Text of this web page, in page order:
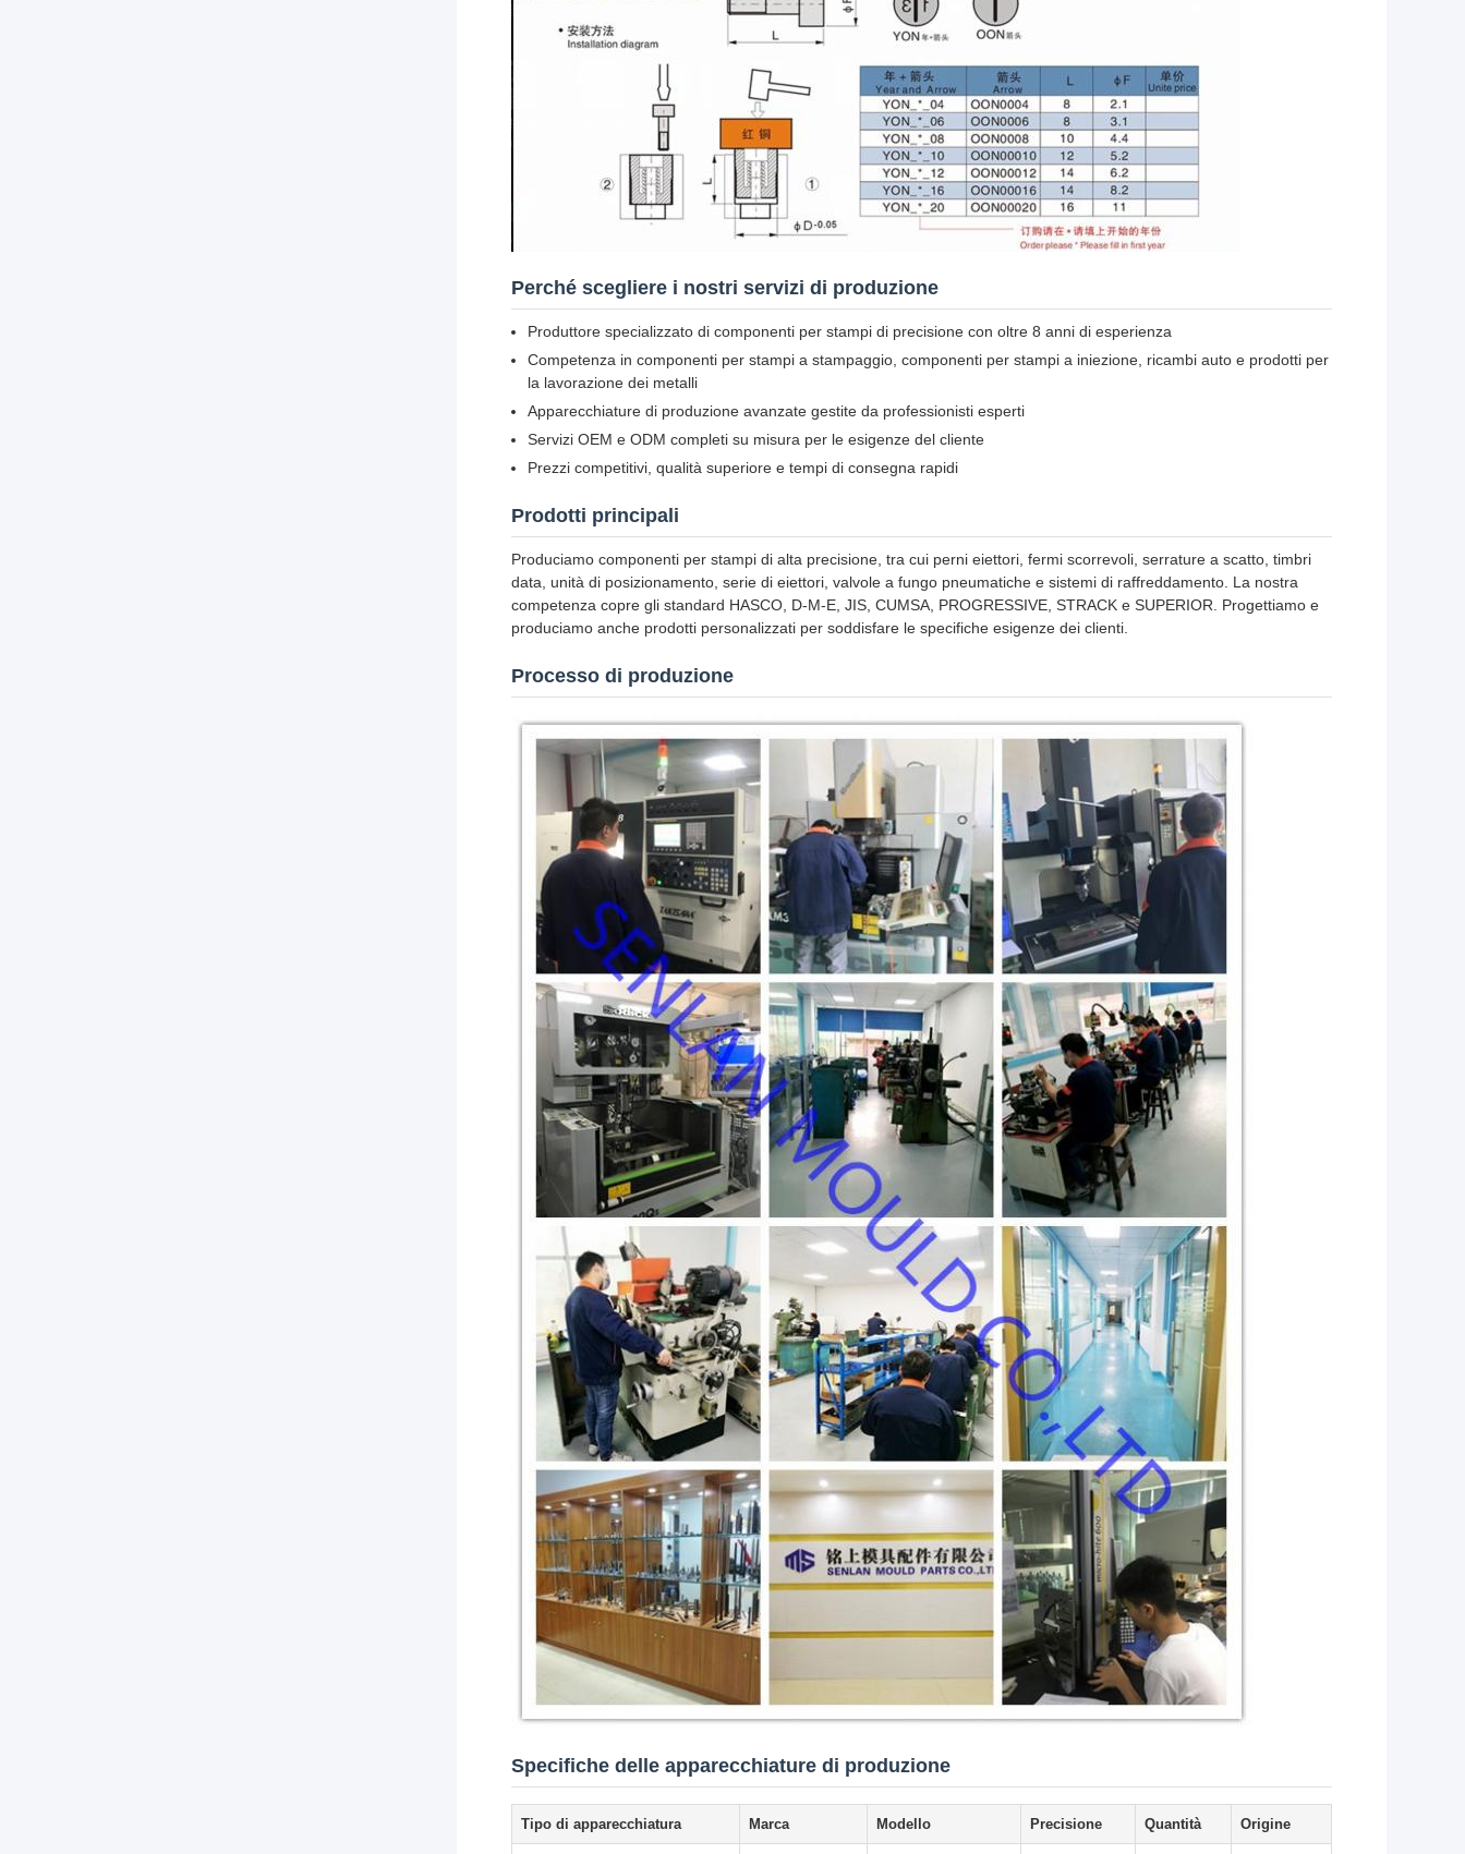
Perché scegliere i nostri servizi di produzione
Produttore specializzato di componenti per stampi di precisione con oltre 8 anni di esperienza
Competenza in componenti per stampi a stampaggio, componenti per stampi a iniezione, ricambi auto e prodotti per
la lavorazione dei metalli
Apparecchiature di produzione avanzate gestite da professionisti esperti
Servizi OEM e ODM completi su misura per le esigenze del cliente
Prezzi competitivi, qualità superiore e tempi di consegna rapidi
Prodotti principali
Produciamo componenti per stampi di alta precisione, tra cui perni eiettori, fermi scorrevoli, serrature a scatto, timbri
data, unità di posizionamento, serie di eiettori, valvole a fungo pneumatiche e sistemi di raffreddamento. La nostra
competenza copre gli standard HASCO, D-M-E, JIS, CUMSA, PROGRESSIVE, STRACK e SUPERIOR. Progettiamo e
produciamo anche prodotti personalizzati per soddisfare le specifiche esigenze dei clienti.
Processo di produzione
Specifiche delle apparecchiature di produzione
Tipo di apparecchiatura Marca Modello Precisione Quantità Origine